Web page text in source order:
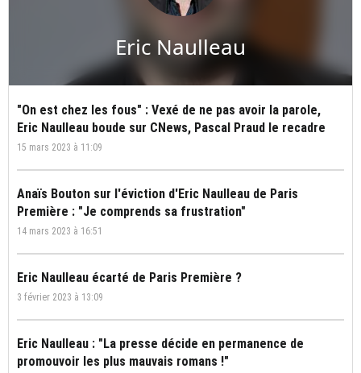
Eric Naulleau
"On est chez les fous" : Vexé de ne pas avoir la parole,
Eric Naulleau boude sur CNews, Pascal Praud le recadre
15 mars 2023 à 11:09
Anaïs Bouton sur l'éviction d'Eric Naulleau de Paris
Première : "Je comprends sa frustration"
14 mars 2023 à 16:51
Eric Naulleau écarté de Paris Première ?
3 février 2023 à 13:09
Eric Naulleau : "La presse décide en permanence de
promouvoir les plus mauvais romans !"